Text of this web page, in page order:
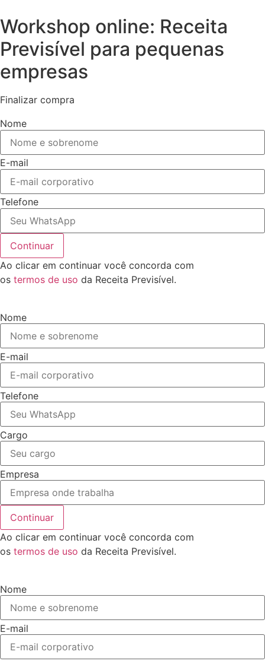
Workshop online: Receita
Previsível para pequenas
empresas
Finalizar compra
Nome
E-mail
Telefone
Continuar
Ao clicar em continuar você concorda com
os termos de uso da Receita Previsível.
Nome
E-mail
Telefone
Cargo
Empresa
Continuar
Ao clicar em continuar você concorda com
os termos de uso da Receita Previsível.
Nome
E-mail